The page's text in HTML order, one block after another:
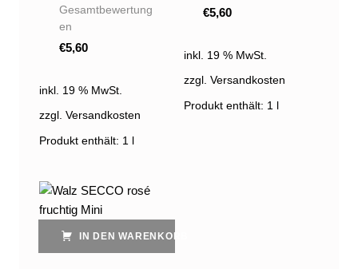
Gesamtbewertung
en
€5,60
inkl. 19 % MwSt.
zzgl. Versandkosten
Produkt enthält: 1
€5,60
inkl. 19 % MwSt.
zzgl. Versandkosten
Produkt enthält: 1
IN DEN WARENKORB